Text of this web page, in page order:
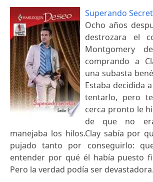
Superando
Ocho años
destrozara el
Montgomery
comprando a
una subasta
Estaba decidida
tentarlo, pero
cerca pronto le
de que no
manejaba los hilos.Clay sabía por
pujado tanto por conseguirlo:
entender por qué él había puesto
Pero la verdad podía ser